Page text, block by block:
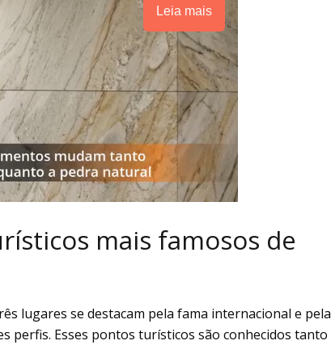
Leia mais
mais famosos de
lugares se destacam pela fama internacional e pela
perfis. Esses pontos turísticos são conhecidos tanto